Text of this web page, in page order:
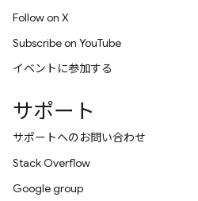
Follow on X
Subscribe on YouTube
イベントに参加する
サポート
サポートへのお問い合わせ
Stack Overflow
Google group